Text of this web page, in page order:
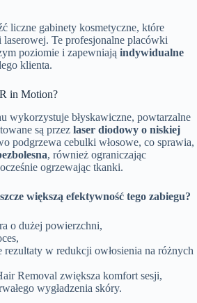
liczne gabinety kosmetyczne, które
Te profesjonalne placówki
poziomie i zapewniają indywidualne
klienta.
in Motion?
wykorzystuje błyskawiczne, powtarzalne
są przez laser diodowy o niskiej
podgrzewa cebulki włosowe, co sprawia,
, również ograniczając
ogrzewając tkanki.
większą efektywność tego zabiegu?
o dużej powierzchni,
rezultaty w redukcji owłosienia na różnych
Removal zwiększa komfort sesji,
wygładzenia skóry.